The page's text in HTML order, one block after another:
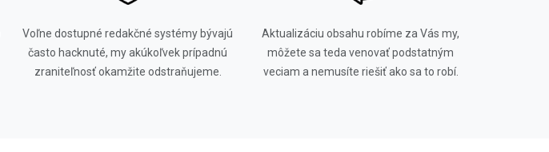
Voľne dostupné redakčné systémy bývajú
často hacknuté, my akúkoľvek prípadnú
zraniteľnosť okamžite odstraňujeme.
Aktualizáciu obsahu robíme za Vás my,
môžete sa teda venovať podstatným
veciam a nemusíte riešiť ako sa to robí.